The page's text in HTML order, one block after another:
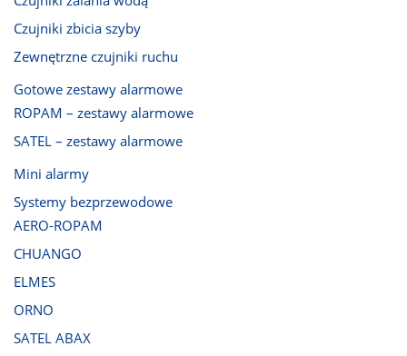
Czujniki zbicia szyby
Zewnętrzne czujniki ruchu
Gotowe zestawy alarmowe
ROPAM – zestawy alarmowe
SATEL – zestawy alarmowe
Mini alarmy
Systemy bezprzewodowe
AERO-ROPAM
CHUANGO
ELMES
ORNO
SATEL ABAX